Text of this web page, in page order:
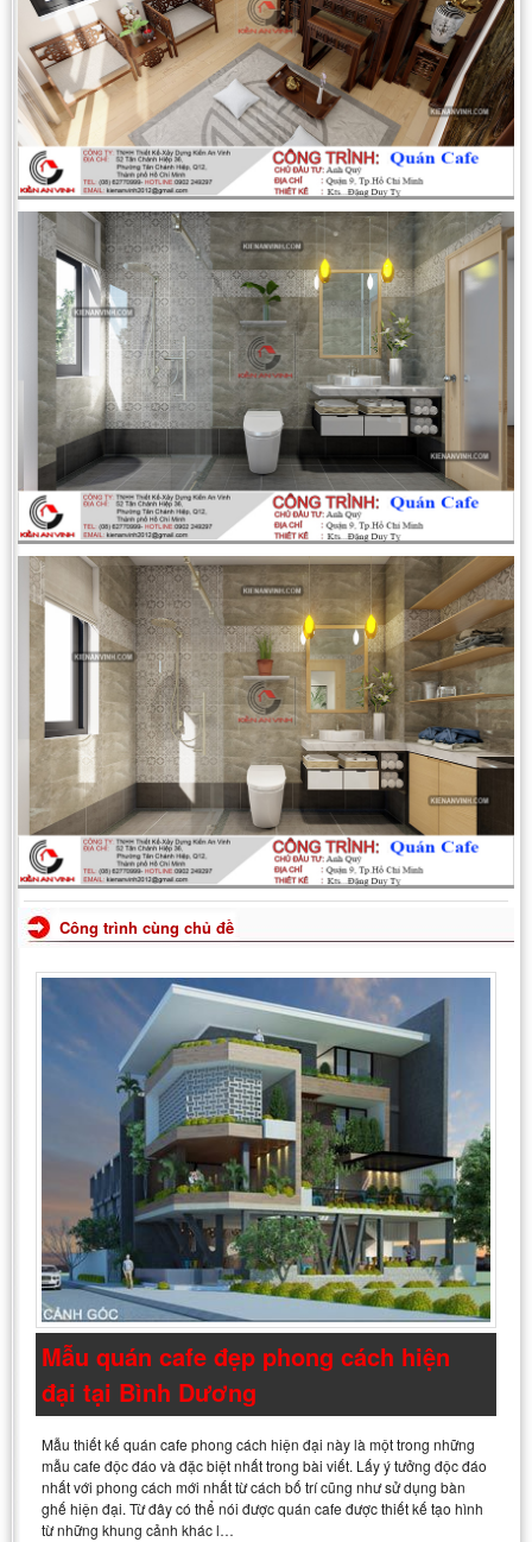
Công trình cùng chủ đề
Mẫu quán cafe đẹp phong cách hiện
đại tại Bình Dương
Mẫu thiết kế quán cafe phong cách hiện đại này là một trong những
mẫu cafe độc đáo và đặc biệt nhất trong bài viết. Lấy ý tưởng độc đáo
nhất với phong cách mới nhất từ cách bố trí cũng như sử dụng bàn
ghế hiện đại. Từ đây có thể nói được quán cafe được thiết kế tạo hình
từ những khung cảnh khác l…